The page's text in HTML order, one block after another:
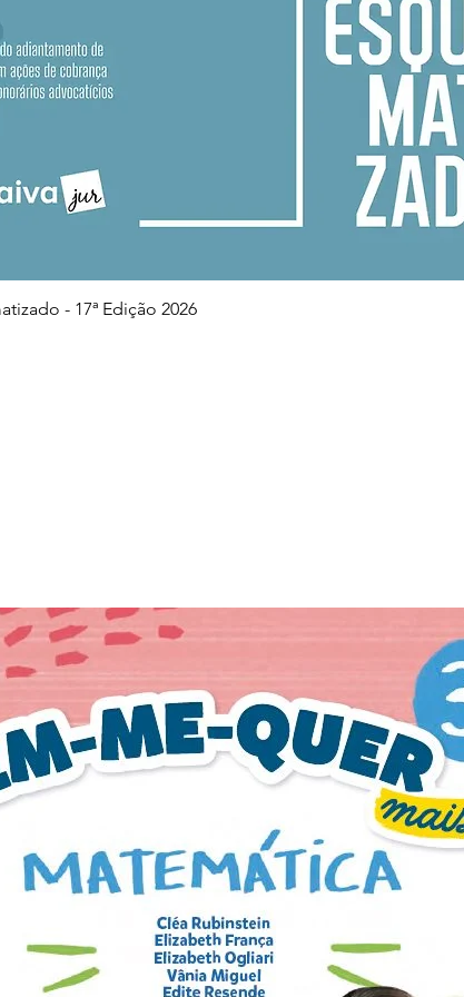
Visualização rápida
- 17ª Edição 2026